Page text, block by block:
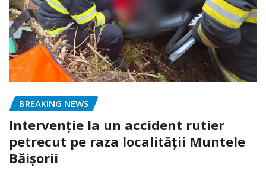
BREAKING NEWS
Intervenție la un accident rutier
petrecut pe raza localității Muntele
Băișorii